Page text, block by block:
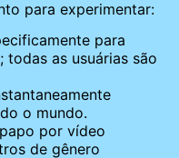
para experimentar:
para
as usuárias são
o mundo.
por vídeo
de gênero